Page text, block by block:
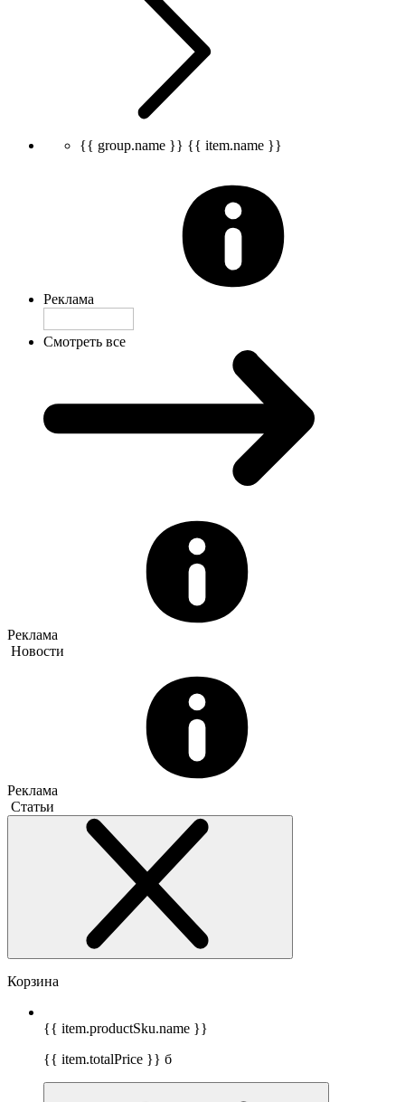
{{ group.name }} {{ item.name }}
Реклама
Смотреть все
Реклама
Новости
Реклама
Статьи
Корзина
{{ item.productSku.name }}
{{ item.totalPrice }} б